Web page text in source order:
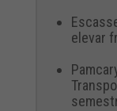
elevar